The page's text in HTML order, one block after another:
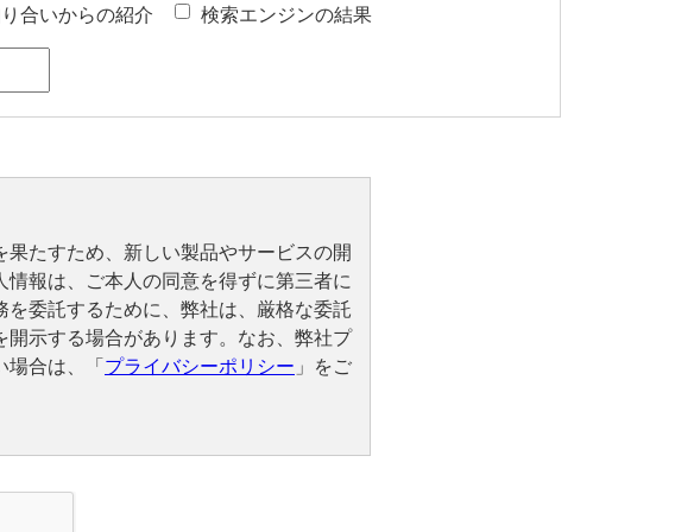
合いからの紹介 検索エンジンの結果
たすため、新しい製品やサービスの開
報は、ご本人の同意を得ずに第三者に
委託するために、弊社は、厳格な委託
示する場合があります。なお、弊社プ
場合は、「プライバシーポリシー 」をご